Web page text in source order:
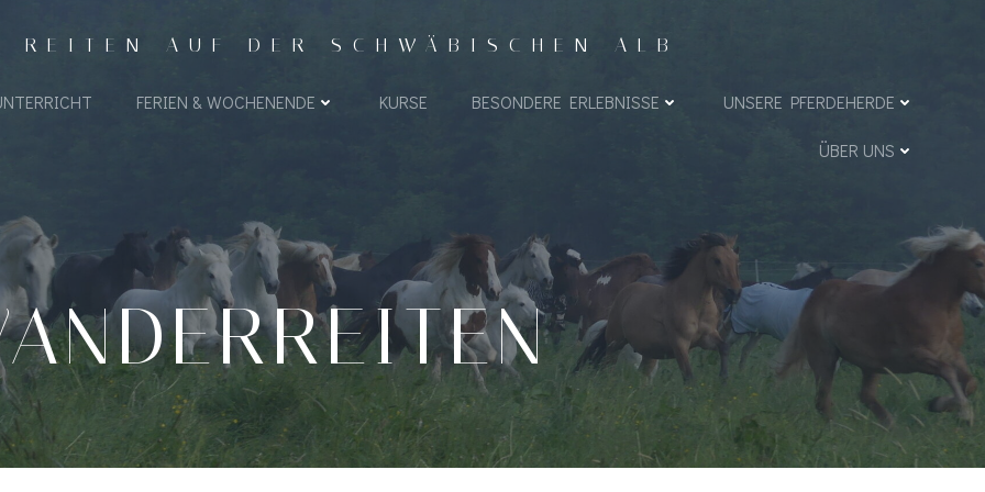
AUF DER SCHWÄBISCHEN ALB
FERIEN & WOCHENENDE KURSE BESONDERE ERLEBNISSE UNSERE PFERDEHERDE
ÜBER UNS